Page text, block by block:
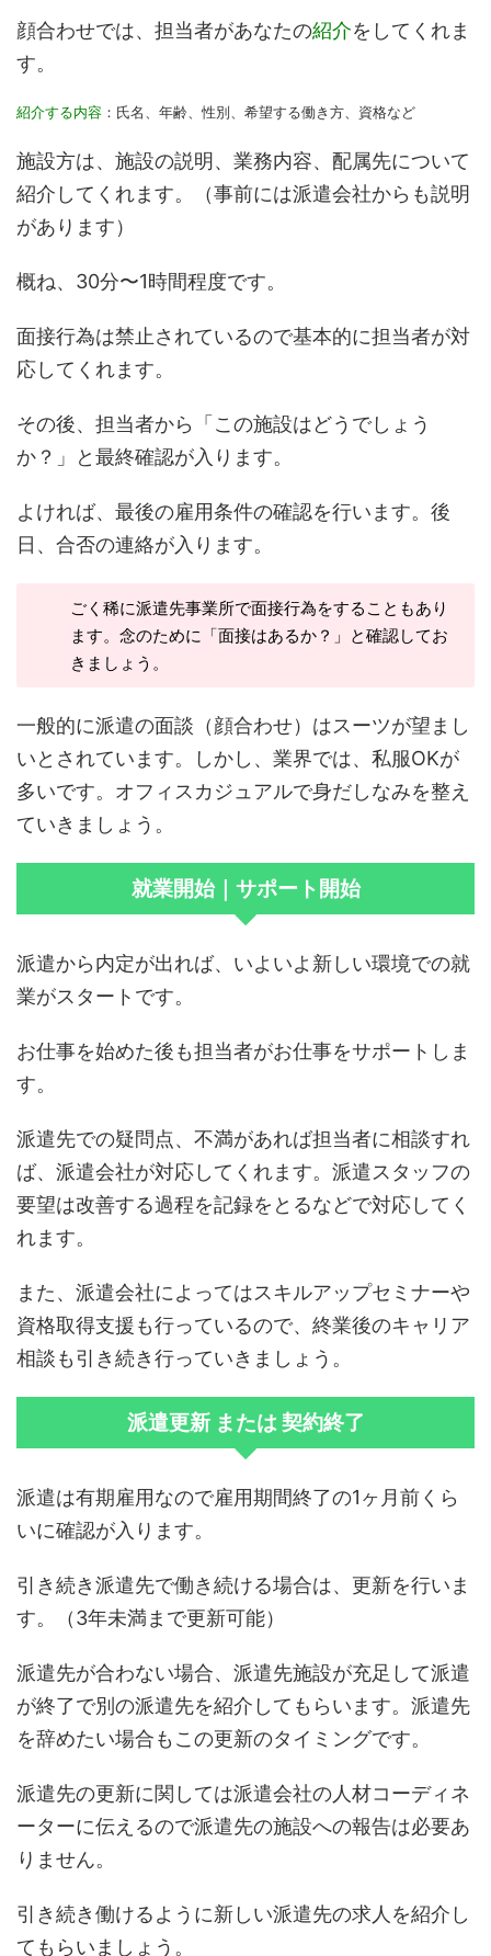
顔合わせでは、担当者があなたの紹介をしてくれま
す。
紹介する内容 ：氏名、年齢、性別、希望する働き方、資格など
施設方は、施設の説明、業務内容、配属先について
紹介してくれます。（事前には派遣会社からも説明
があります）
概ね、30分〜1時間程度です。
面接行為は禁止されているので基本的に担当者が対
応してくれます。
その後、担当者から「この施設はどうでしょう
か？」と最終確認が入ります。
よければ、最後の雇用条件の確認を行います。後
日、合否の連絡が入ります。
ごく稀に派遣先事業所で面接行為をすることもあり
ます。念のために「面接はあるか？」と確認してお
きましょう。
一般的に派遣の面談（顔合わせ）はスーツが望まし
いとされています。しかし、業界では、私服OKが
多いです。オフィスカジュアルで身だしなみを整え
ていきましょう。
就業開始｜サポート開始
派遣から内定が出れば、いよいよ新しい環境での就
業がスタートです。
お仕事を始めた後も担当者がお仕事をサポートしま
す。
派遣先での疑問点、不満があれば担当者に相談すれ
ば、派遣会社が対応してくれます。派遣スタッフの
要望は改善する過程を記録をとるなどで対応してく
れます。
また、派遣会社によってはスキルアップセミナーや
資格取得支援も行っているので、終業後のキャリア
相談も引き続き行っていきましょう。
派遣更新 または 契約終了
派遣は有期雇用なので雇用期間終了の1ヶ月前くら
いに確認が入ります。
引き続き派遣先で働き続ける場合は、更新を行いま
す。（3年未満まで更新可能）
派遣先が合わない場合、派遣先施設が充足して派遣
が終了で別の派遣先を紹介してもらいます。派遣先
を辞めたい場合もこの更新のタイミングです。
派遣先の更新に関しては派遣会社の人材コーディネ
ーターに伝えるので派遣先の施設への報告は必要あ
りません。
引き続き働けるように新しい派遣先の求人を紹介し
てもらいましょう。